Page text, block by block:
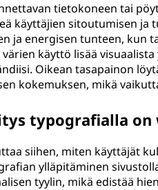
tietokoneen tai
käyttäjien sitoutumisen ja
ja energisen tunteen, kun
käyttö lisää
Oikean tasapainon
kokemuksen, mikä
typografialla on
siihen, miten käyttäjät
ylläpitäminen
tyylin, mikä edistää